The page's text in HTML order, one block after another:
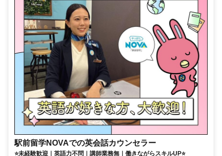
駅前留学NOVAでの英会話カウンセラー
⭐未経験歓迎｜英語力不問｜講師業務無｜働きながらスキルUP⭐